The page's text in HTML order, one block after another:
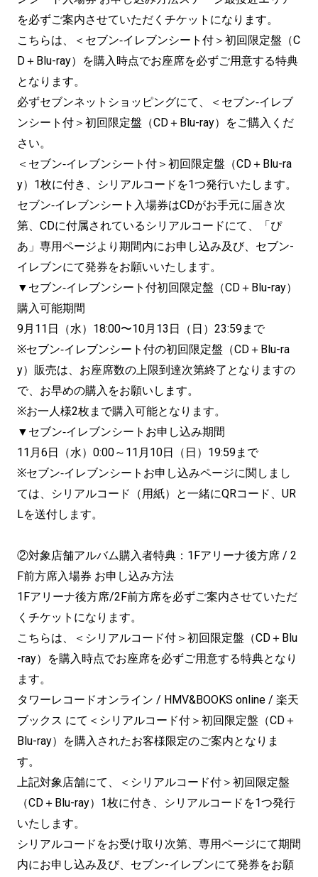
を必ずご案内させていただくチケットになります。
こちらは、＜セブン‐イレブンシート付＞初回限定盤（C
D＋Blu-ray）を購入時点でお座席を必ずご用意する特典
となります。
必ずセブンネットショッピングにて、＜セブン‐イレブ
ンシート付＞初回限定盤（CD＋Blu-ray）をご購入くだ
さい。
＜セブン‐イレブンシート付＞初回限定盤（CD＋Blu-ra
y）1枚に付き、シリアルコードを1つ発行いたします。
セブン‐イレブンシート入場券はCDがお手元に届き次
第、CDに付属されているシリアルコードにて、「ぴ
あ」専用ページより期間内にお申し込み及び、セブン-
イレブンにて発券をお願いいたします。
▼セブン‐イレブンシート付初回限定盤（CD＋Blu-ray）
購入可能期間
9月11日（水）18:00〜10月13日（日）23:59まで
※セブン‐イレブンシート付の初回限定盤（CD＋Blu-ra
y）販売は、お座席数の上限到達次第終了となりますの
で、お早めの購入をお願いします。
※お一人様2枚まで購入可能となります。
▼セブン‐イレブンシートお申し込み期間
11月6日（水）0:00～11月10日（日）19:59まで
※セブン‐イレブンシートお申し込みページに関しまし
ては、シリアルコード（用紙）と一緒にQRコード、UR
Lを送付します。
②対象店舗アルバム購入者特典：1Fアリーナ後方席 / 2
F前方席入場券 お申し込み方法
1Fアリーナ後方席/2F前方席を必ずご案内させていただ
くチケットになります。
こちらは、＜シリアルコード付＞初回限定盤（CD＋Blu
-ray）を購入時点でお座席を必ずご用意する特典となり
ます。
タワーレコードオンライン / HMV&BOOKS online / 楽天
ブックス にて＜シリアルコード付＞初回限定盤（CD＋
Blu-ray）を購入されたお客様限定のご案内となりま
す。
上記対象店舗にて、＜シリアルコード付＞初回限定盤
（CD＋Blu-ray）1枚に付き、シリアルコードを1つ発行
いたします。
シリアルコードをお受け取り次第、専用ページにて期間
内にお申し込み及び、セブン-イレブンにて発券をお願